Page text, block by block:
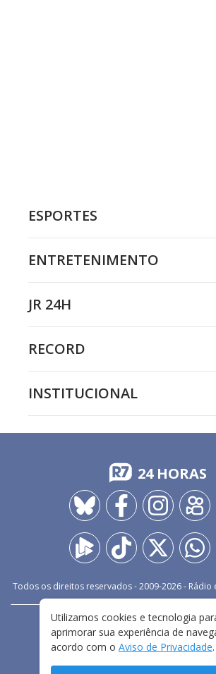
ESPORTES
ENTRETENIMENTO
JR 24H
RECORD
INSTITUCIONAL
24 HORAS
Todos os direitos reservados - 2009-2026- Rádio
FALE CONOSCO
TERMOS E CONDIÇÕES DE USO
Utilizamos cookies e tecnologia
aprimorar sua experiência de
acordo com o Aviso de Privacidade.